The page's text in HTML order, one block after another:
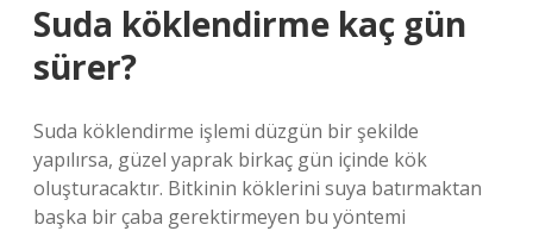
Suda köklendirme kaç gün
sürer?
Suda köklendirme işlemi düzgün bir şekilde
yapılırsa, güzel yaprak birkaç gün içinde kök
oluşturacaktır. Bitkinin köklerini suya batırmaktan
başka bir çaba gerektirmeyen bu yöntemi